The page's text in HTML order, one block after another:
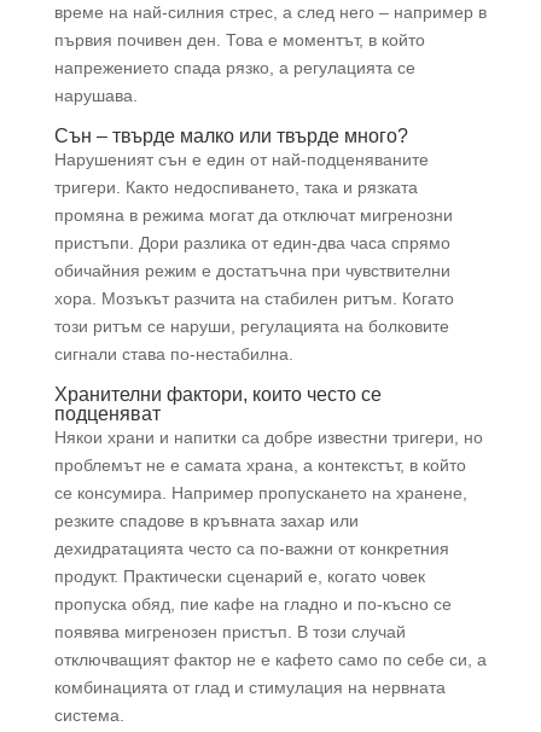
време на най-силния стрес, а след него – например в
първия почивен ден. Това е моментът, в който
напрежението спада рязко, а регулацията се
нарушава.
Сън – твърде малко или твърде много?
Нарушеният сън е един от най-подценяваните
тригери. Както недоспиването, така и рязката
промяна в режима могат да отключат мигренозни
пристъпи. Дори разлика от един-два часа спрямо
обичайния режим е достатъчна при чувствителни
хора. Мозъкът разчита на стабилен ритъм. Когато
този ритъм се наруши, регулацията на болковите
сигнали става по-нестабилна.
Хранителни фактори, които често се
подценяват
Някои храни и напитки са добре известни тригери, но
проблемът не е самата храна, а контекстът, в който
се консумира. Например пропускането на хранене,
резките спадове в кръвната захар или
дехидратацията често са по-важни от конкретния
продукт. Практически сценарий е, когато човек
пропуска обяд, пие кафе на гладно и по-късно се
появява мигренозен пристъп. В този случай
отключващият фактор не е кафето само по себе си, а
комбинацията от глад и стимулация на нервната
система.